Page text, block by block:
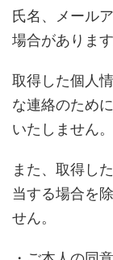
氏名、メール
場合があります
取得した個人
な連絡のため
いたしません。
また、取得し
当する場合を
せん。